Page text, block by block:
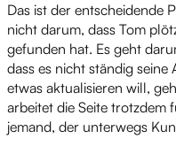
Das ist der entscheidende
nicht darum, dass Tom
gefunden hat. Es geht
dass es nicht ständig
etwas aktualisieren will,
arbeitet die Seite trotzdem
jemand, der unterwegs